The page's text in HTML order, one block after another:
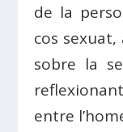
de la
cos sexuat,
sobre la
entre